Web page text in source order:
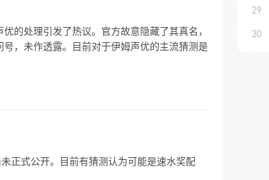
的处理引发了热议。官方故意隐藏了其真名，
，未作透露。目前对于伊姆声优的主流猜测是
正式公开。目前有猜测认为可能是速水奖配
29
30